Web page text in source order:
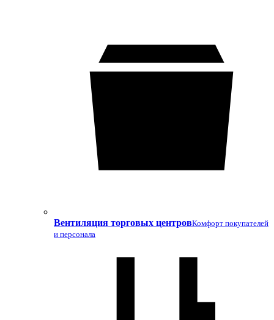
Вентиляция торговых центровКомфорт покупателей
и персонала